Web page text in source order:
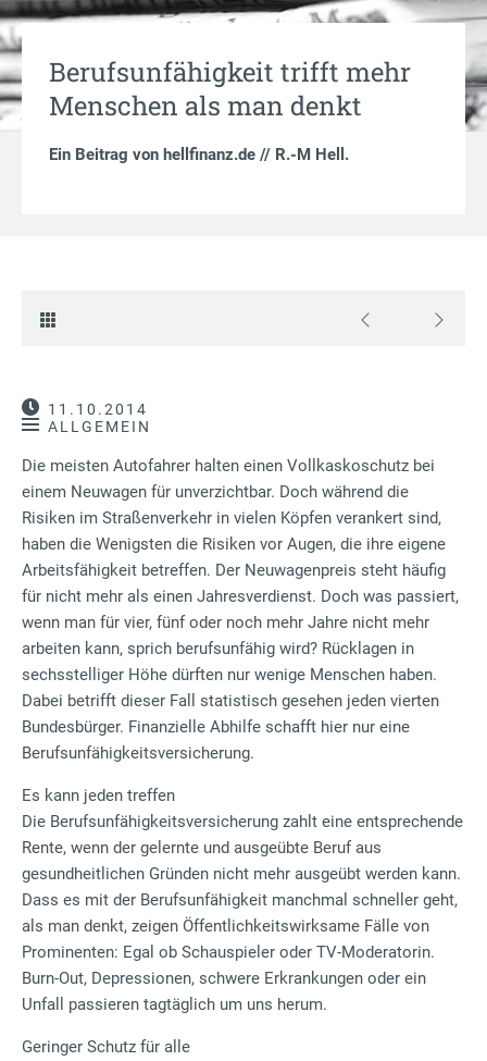
Berufsunfähigkeit trifft mehr
Menschen als man denkt
Ein Beitrag von hellfinanz.de // R.-M Hell .
11.10.2014
ALLGEMEIN
Die meisten Autofahrer halten einen Vollkaskoschutz bei
einem Neuwagen für unverzichtbar. Doch während die
Risiken im Straßenverkehr in vielen Köpfen verankert sind,
haben die Wenigsten die Risiken vor Augen, die ihre eigene
Arbeitsfähigkeit betreffen. Der Neuwagenpreis steht häufig
für nicht mehr als einen Jahresverdienst. Doch was passiert,
wenn man für vier, fünf oder noch mehr Jahre nicht mehr
arbeiten kann, sprich berufsunfähig wird? Rücklagen in
sechsstelliger Höhe dürften nur wenige Menschen haben.
Dabei betrifft dieser Fall statistisch gesehen jeden vierten
Bundesbürger. Finanzielle Abhilfe schafft hier nur eine
Berufsunfähigkeitsversicherung.
Es kann jeden treffen
Die Berufsunfähigkeitsversicherung zahlt eine entsprechende
Rente, wenn der gelernte und ausgeübte Beruf aus
gesundheitlichen Gründen nicht mehr ausgeübt werden kann.
Dass es mit der Berufsunfähigkeit manchmal schneller geht,
als man denkt, zeigen Öffentlichkeitswirksame Fälle von
Prominenten: Egal ob Schauspieler oder TV-Moderatorin.
Burn-Out, Depressionen, schwere Erkrankungen oder ein
Unfall passieren tagtäglich um uns herum.
Geringer Schutz für alle